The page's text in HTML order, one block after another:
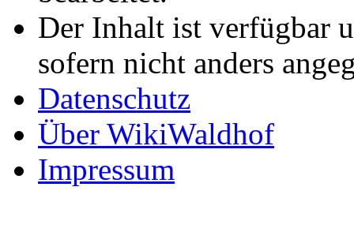
Der Inhalt ist verfügbar
sofern nicht anders
Datenschutz
Über WikiWaldhof
Impressum